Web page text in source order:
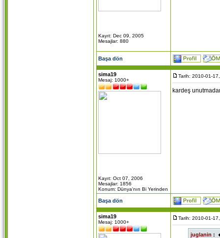
Kayıt: Dec 09, 2005
Mesajlar: 880
Başa dön
sima19
Mesaj: 1000+
Kayıt: Oct 07, 2006
Mesajlar: 1856
Konum: Dünya'nın Bi Yerinden
Tarih: 2010-01-
kardeş
Başa dön
sima19
Mesaj: 1000+
Tarih: 2010-01-
juglanin :